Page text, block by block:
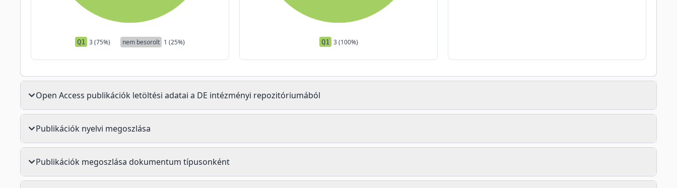
Q1 3 (75%) nem besorolt 1 (25%) Q1 3 (100%)
Open Access publikációk letöltési adatai a DE intézményi repozitóriumából
Publikációk nyelvi megoszlása
Publikációk megoszlása dokumentum típusonként